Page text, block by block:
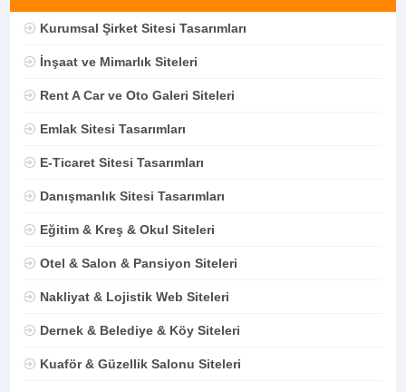
Kurumsal Şirket Sitesi Tasarımları
İnşaat ve Mimarlık Siteleri
Rent A Car ve Oto Galeri Siteleri
Emlak Sitesi Tasarımları
E-Ticaret Sitesi Tasarımları
Danışmanlık Sitesi Tasarımları
Eğitim & Kreş & Okul Siteleri
Otel & Salon & Pansiyon Siteleri
Nakliyat & Lojistik Web Siteleri
Dernek & Belediye & Köy Siteleri
Kuaför & Güzellik Salonu Siteleri